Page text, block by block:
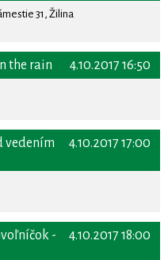
31, Žilina
4.10.2017 16:50
the rain
4.10.2017 17:00
vedením
4.10.2017 18:00
-